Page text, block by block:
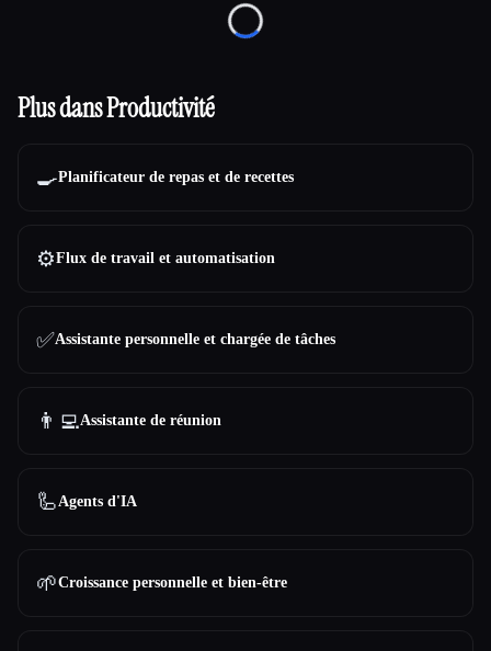
Loading...
Plus dans Productivité
🍳Planificateur de repas et de recettes
⚙️Flux de travail et automatisation
✅Assistante personnelle et chargée de tâches
👨‍💻Assistante de réunion
🦾Agents d'IA
🌱Croissance personnelle et bien-être